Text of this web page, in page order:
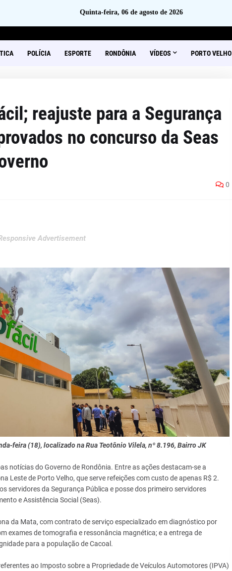
Quinta-feira, 06 de agosto de 2026
POLÍCIA ESPORTE RONDÔNIA VÍDEOS PORTO VELHO
reajuste para a Segurança
no concurso da Seas
0
Advertisement
feira (18), localizado na Rua Teotônio Vilela, nº 8.196, Bairro JK
notícias do Governo de Rondônia. Entre as ações destacam-se a
Leste de Porto Velho, que serve refeições com custo de apenas R$ 2.
servidores da Segurança Pública e posse dos primeiro servidores
e Assistência Social (Seas).
da Mata, com contrato de serviço especializado em diagnóstico por
exames de tomografia e ressonância magnética; e a entrega de
para a população de Cacoal.
ao Imposto sobre a Propriedade de Veículos Automotores (IPVA)